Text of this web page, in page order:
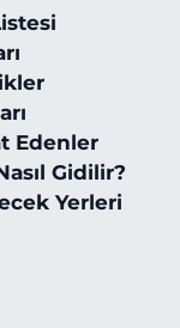
Edenler
Gidilir?
Yerleri